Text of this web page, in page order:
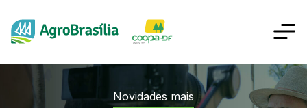
Novidades mais